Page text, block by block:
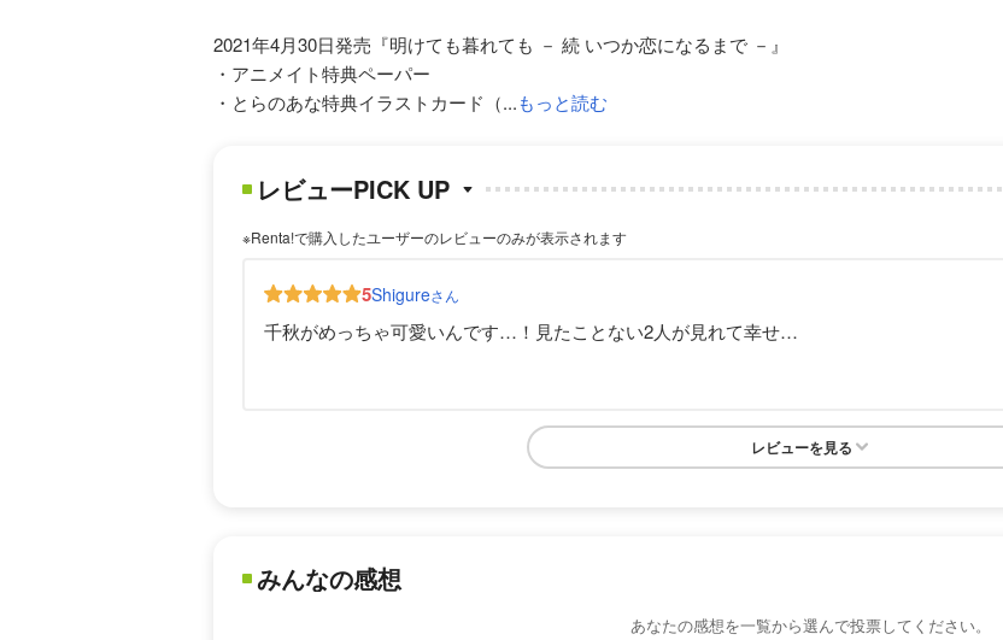
2021年4月30日発売『明けても暮れても － 続 いつか恋になるまで －』
・アニメイト特典ペーパー
・とらのあな特典イラストカード（...もっと読む
レビューPICK UP
※Renta!で購入したユーザーのレビューのみが表示されます
5Shigureさん
千秋がめっちゃ可愛いんです…！見たことない2人が見れて幸せ…
レビューを見る
みんなの感想
あなたの感想を一覧から選んで投票してください。